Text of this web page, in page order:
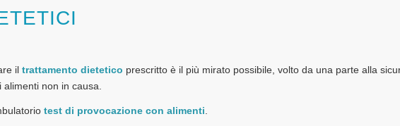
il trattamento dietetico prescritto è il più mirato possibile, volto da una parte alla
non in causa.
test di provocazione con alimenti